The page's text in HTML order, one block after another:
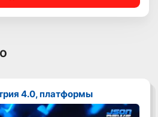
4.0, платформы